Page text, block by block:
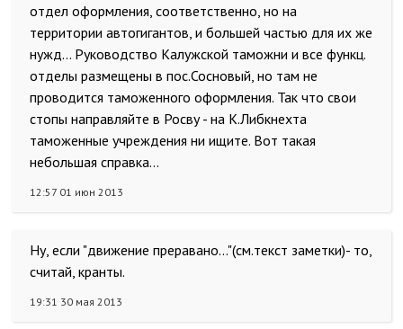
отдел оформления, соответственно, но на
территории автогигантов, и большей частью для их же
нужд... Руководство Калужской таможни и все функц.
отделы размещены в пос.Сосновый, но там не
проводится таможенного оформления. Так что свои
стопы направляйте в Росву - на К.Либкнехта
таможенные учреждения ни ищите. Вот такая
небольшая справка...
12:57 01 июн 2013
Ну, если "движение преравано..."(см.текст заметки)- то,
считай, кранты.
19:31 30 мая 2013